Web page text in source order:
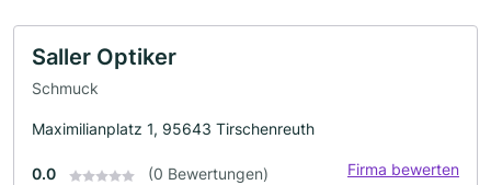
Saller Optiker
Schmuck
Maximilianplatz 1, 95643 Tirschenreuth
0.0 (0 Bewertungen) Firma bewerten